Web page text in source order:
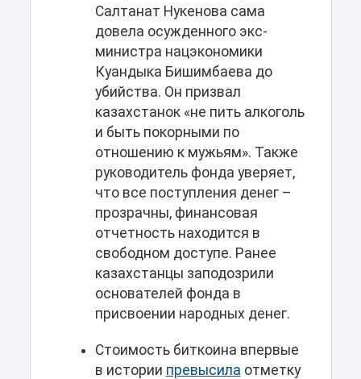
Салтанат Нукенова сама
довела осужденного экс-
министра нацэкономики
Куандыка Бишимбаева до
убийства. Он призвал
казахстанок «не пить алкоголь
и быть покорными по
отношению к мужьям». Также
руководитель фонда уверяет,
что все поступления денег –
прозрачны, финансовая
отчетность находится в
свободном доступе. Ранее
казахстанцы заподозрили
основателей фонда в
присвоении народных денег.
Стоимость биткоина впервые
в истории превысила отметку